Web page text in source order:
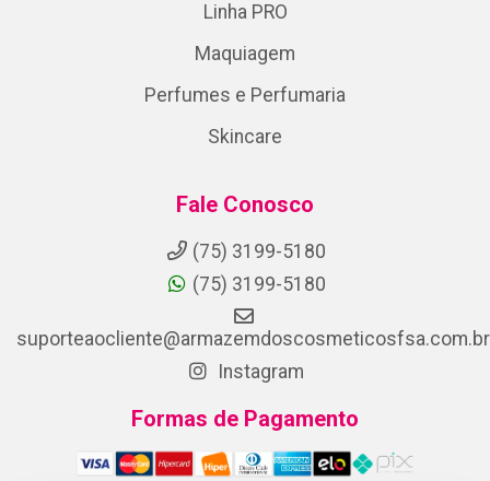
Linha PRO
Maquiagem
Perfumes e Perfumaria
Skincare
Fale Conosco
(75) 3199-5180
(75) 3199-5180
suporteaocliente@armazemdoscosmeticosfsa.com.br
Instagram
Formas de Pagamento